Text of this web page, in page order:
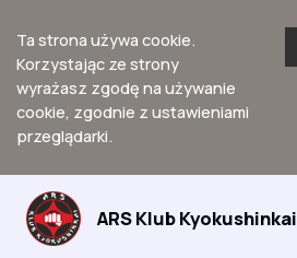
Ta strona używa cookie.
Korzystając ze strony
wyrażasz zgodę na używanie
cookie, zgodnie z ustawieniami
przeglądarki.
Przejdź
treści
ARS Klub Kyokushinkai